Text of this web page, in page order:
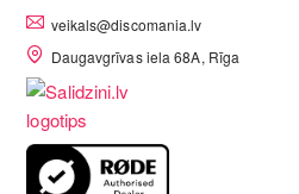
veikals@discomania.lv
Daugavgrīvas iela 68A, Rīga